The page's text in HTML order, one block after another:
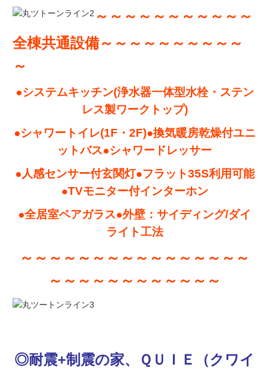
～～～～～～～～～ ～～
全棟共通設備～～～～～～～～～～
～
●システムキッチン(浄水器一体型水栓・ステン
レス製ワークトップ)
●シャワートイレ(1F・2F)●換気暖房乾燥付ユニ
ットバス●シャワードレッサー
●人感センサー付玄関灯●フラット35S利用可能
●TVモニター付インターホン
●全居室ペアガラス●外壁：サイディング/ダイ
ライト工法
～～～～～～～～～～～～～～～～
～～～～～～～～～～～～
◎耐震+制震の家、ＱＵＩＥ（クワイ